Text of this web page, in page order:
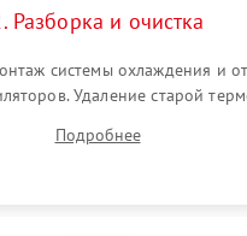
Разборка и очистка
системы охлаждения и
Удаление старой
чипа и
Очистка платы от пыли и
Подробнее